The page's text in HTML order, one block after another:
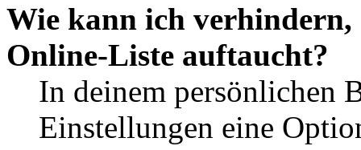
Wie kann ich verhindern,
Online-Liste auftaucht?
In deinem persönlichen
Einstellungen eine